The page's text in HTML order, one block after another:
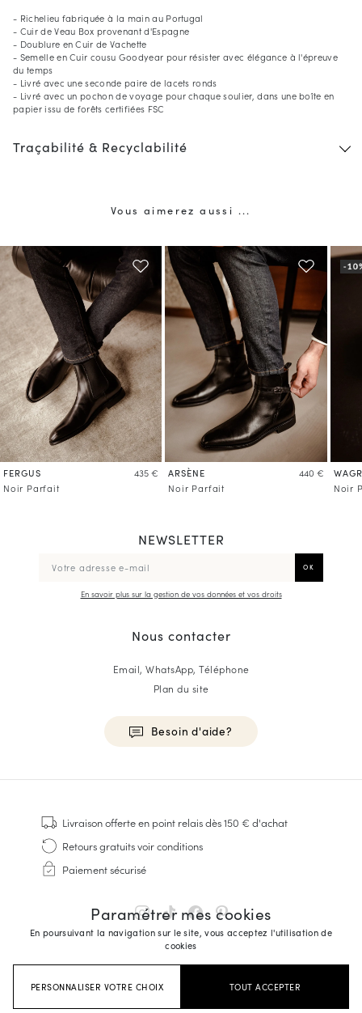
- Richelieu fabriquée à la main au Portugal
- Cuir de Veau Box provenant d'Espagne
- Doublure en Cuir de Vachette
- Semelle en Cuir cousu Goodyear pour résister avec élégance à l'épreuve
du temps
- Livré avec une seconde paire de lacets ronds
- Livré avec un pochon de voyage pour chaque soulier, dans une boîte en
papier issu de forêts certifiées FSC
Traçabilité & Recyclabilité
Vous aimerez aussi ...
FERGUS
435 €
Noir Parfait
ARSÈNE
440 €
Noir Parfait
Noir
Paramétrer mes cookies
En poursuivant la navigation sur le site, vous acceptez l'utilisation de
cookies
PERSONNALISER VOTRE CHOIX TOUT ACCEPTER
NEWSLETTER
En savoir plus sur la gestion de vos données et vos droits
Nous contacter
Email, WhatsApp, Téléphone
Plan du site
Besoin d'aide?
Baskets
Cousu Goodyear
Derbies & Richelieu
Richelieus Homme
Sandales & Espadrilles
Sacoches Business
Livraison offerteen point relais dès 150 € d'achat
Retours gratuitsvoir conditions
Paiement sécurisé